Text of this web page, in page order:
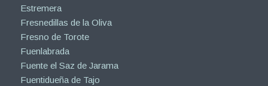
Estremera
Fresnedillas de la Oliva
Fresno de Torote
Fuenlabrada
Fuente el Saz de Jarama
Fuentidueña de Tajo